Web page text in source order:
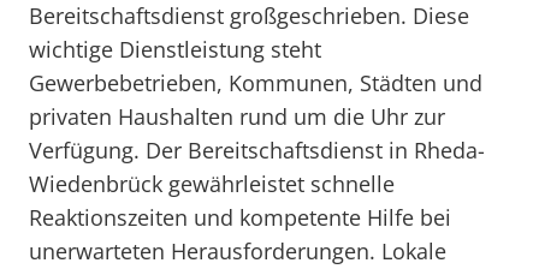
Bereitschaftsdienst großgeschrieben. Diese
wichtige Dienstleistung steht
Gewerbebetrieben, Kommunen, Städten und
privaten Haushalten rund um die Uhr zur
Verfügung. Der Bereitschaftsdienst in Rheda-
Wiedenbrück gewährleistet schnelle
Reaktionszeiten und kompetente Hilfe bei
unerwarteten Herausforderungen. Lokale